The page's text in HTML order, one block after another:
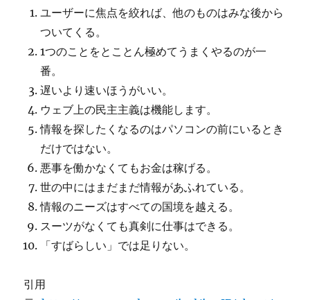
ユーザーに焦点を絞れば、他のものはみな後から
ついてくる。
1つのことをとことん極めてうまくやるのが一
番。
遅いより速いほうがいい。
ウェブ上の民主主義は機能します。
情報を探したくなるのはパソコンの前にいるとき
だけではない。
悪事を働かなくてもお金は稼げる。
世の中にはまだまだ情報があふれている。
情報のニーズはすべての国境を越える。
スーツがなくても真剣に仕事はできる。
「すばらしい」では足りない。
引用